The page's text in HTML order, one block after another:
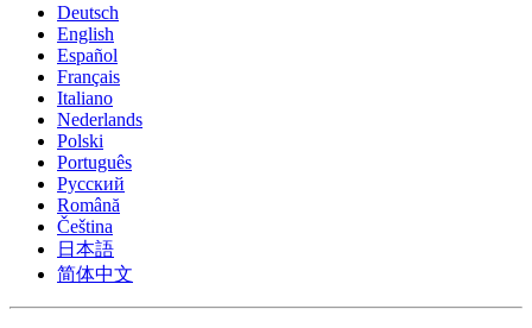
Deutsch
English
Español
Français
Italiano
Nederlands
Polski
Português
Pусский
Română
Čeština
日本語
简体中文